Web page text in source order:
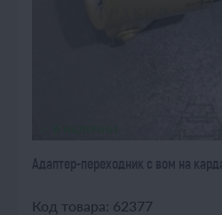
Адаптер-переходник с вом на
Код товара: 62377